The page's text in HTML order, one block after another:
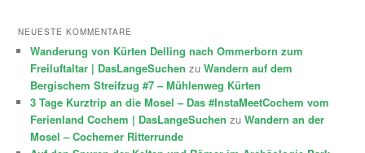
NEUESTE KOMMENTARE
Wanderung von Kürten Delling nach Ommerborn zum
Freiluftaltar | DasLangeSuchen zuWandern auf dem
Bergischem Streifzug #7 – Mühlenweg Kürten
3 Tage Kurztrip an die Mosel – Das #InstaMeetCochem vom
Ferienland Cochem | DasLangeSuchen zuWandern an der
Mosel – Cochemer Ritterrunde